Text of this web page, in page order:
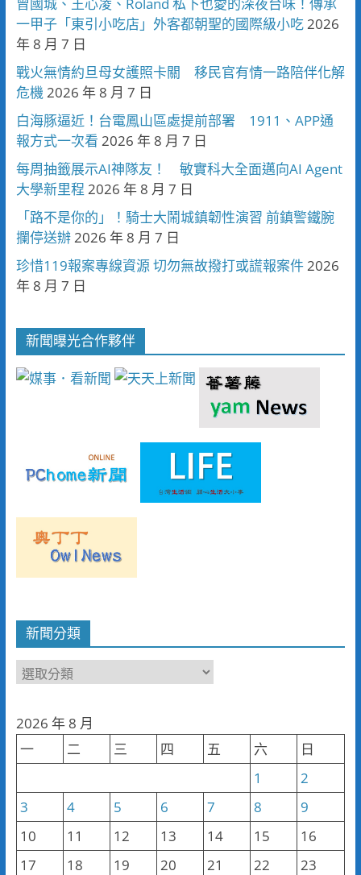
一甲子「東引小吃店」外客都朝聖的國際級小吃2026
年 8 月 7 日
戰火無情約旦母女護照卡關 移民官有情一路陪伴化解
危機2026 年 8 月 7 日
白海豚逼近！台電鳳山區處提前部署 1911、APP通
報方式一次看 2026 年 8 月 7 日
每周抽籤展示AI神隊友！ 敏實科大全面邁向AI Agent
大學新里程 2026 年 8 月 7 日
「路不是你的」！騎士大鬧城鎮韌性演習 前鎮警鐵腕
攔停送辦2026 年 8 月 7 日
珍惜119報案專線資源 切勿無故撥打或謊報案件2026
年 8 月 7 日
新聞曝光合作夥伴
新聞分類
新
類
2026 年 8 月
一
二 三 四 五 六
日
1
2
3
4 5 6 7 8
9
10
11 12 13 14 15
16
17
18 19 20 21 22
23